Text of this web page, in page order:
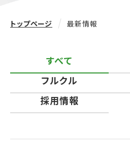
トップページ 最新情報
すべて
フルクル
採用情報